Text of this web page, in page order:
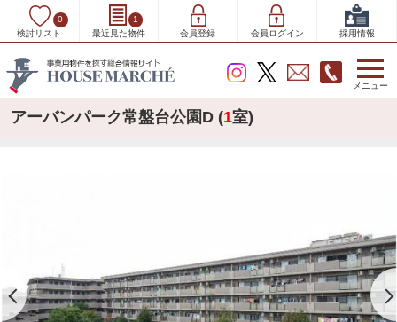
検討リスト
0
最近見た物件
1
会員登録
会員ログイン 採用情報
メニュー
アーバンパーク常盤台公園D (1室)